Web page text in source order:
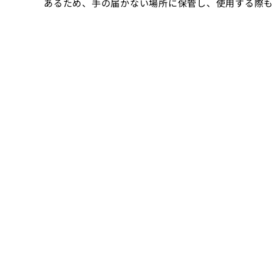
あるため、手の届かない場所に保管し、使用する際